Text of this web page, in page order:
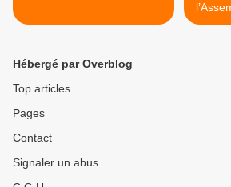
Hébergé par Overblog
Top articles
Pages
Contact
Signaler un abus